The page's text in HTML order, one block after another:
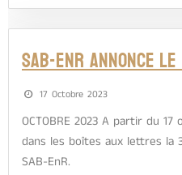
SAB-EnR ANNONCE
17 Octobre 2023
OCTOBRE 2023 A partir du
dans les boîtes aux lettres la
SAB-EnR.